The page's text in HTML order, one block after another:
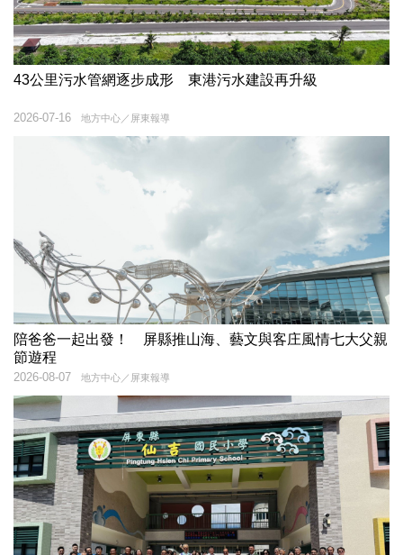
43公里污水管網逐步成形 東港污水建設再升級
地方中心／屏東報導
2026-07-16
陪爸爸一起出發！ 屏縣推山海、藝文與客庄風情七大父親
節遊程
地方中心／屏東報導
2026-08-07